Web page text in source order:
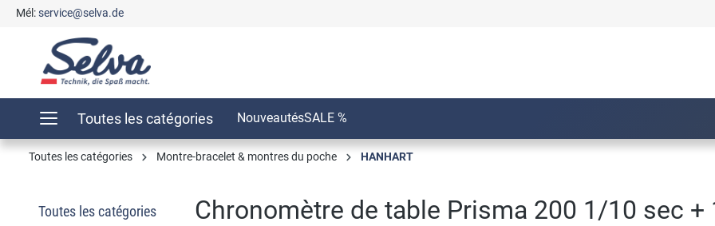
Passer à la navigation principale
Mél:service@selva.de
Toutes les catégories NouveautésSALE %
Toutes les catégories Montre-bracelet & montres du poche HANHART
Toutes les catégories Chronomètre de table Prisma 200 1/10 sec